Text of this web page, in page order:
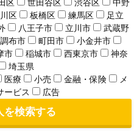
区 世田谷区 渋谷区
中野
区 板橋区 練馬区
足立
八王子市 立川市
武蔵野
調布市 町田市
小金井市
市 稲城市 西東京市
神奈
埼玉県
医療 小売 金融・保険
メ
ービス 広告
を検索する